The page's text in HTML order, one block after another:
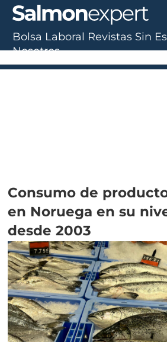
Consumo de
en Noruega en su
desde 2003
Bolsa Laboral Revistas Sin
Nosotros